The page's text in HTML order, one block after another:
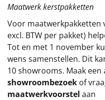
Per stuk
Alle overige
Maatwerk kerstpakketten
Voor maatwerkpakketten
excl. BTW per pakket)
Tot en met 1 november
wens samenstellen. Dit
10 showrooms. Maak
showroombezoek of
maatwerkvoorstel aan